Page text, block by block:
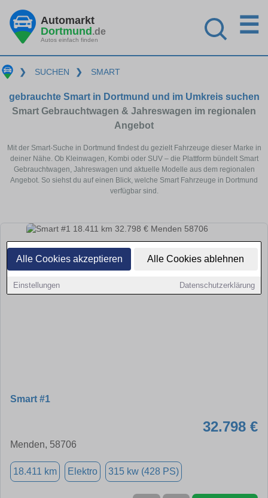
Alle Cookies akzeptieren Alle Cookies ablehnen
Einstellungen Datenschutzerklärung
Automarkt
Dortmund.de
Autos einfach finden
☰
❯ SUCHEN ❯ SMART
gebrauchte Smart in Dortmund und im Umkreis suchen
Smart Gebrauchtwagen & Jahreswagen im regionalen
Angebot
Mit der Smart-Suche in Dortmund findest du gezielt Fahrzeuge dieser Marke in
deiner Nähe. Ob Kleinwagen, Kombi oder SUV – die Plattform bündelt Smart
Gebrauchtwagen, Jahreswagen und aktuelle Modelle aus dem regionalen
Angebot. So siehst du auf einen Blick, welche Smart Fahrzeuge in Dortmund
verfügbar sind.
Smart #1
32.798 €
Menden, 58706
18.411 km Elektro 315 kw (428 PS)